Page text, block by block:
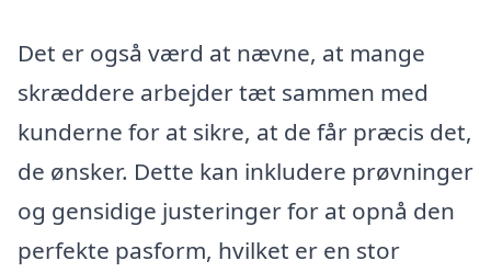
Det er også værd at nævne, at mange
skræddere arbejder tæt sammen med
kunderne for at sikre, at de får præcis det,
de ønsker. Dette kan inkludere prøvninger
og gensidige justeringer for at opnå den
perfekte pasform, hvilket er en stor